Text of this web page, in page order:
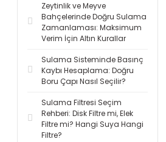
Zeytinlik ve Meyve
Bahçelerinde Doğru Sulama
Zamanlaması: Maksimum
Verim İçin Altın Kurallar
Sulama Sisteminde Basınç
Kaybı Hesaplama: Doğru
Boru Çapı Nasıl Seçilir?
Sulama Filtresi Seçim
Rehberi: Disk Filtre mi, Elek
Filtre mi? Hangi Suya Hangi
Filtre?